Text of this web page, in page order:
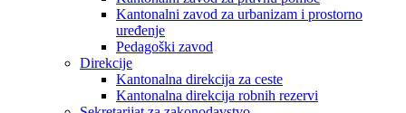
Kantonalni zavod za urbanizam i prostorno
uređenje
Pedagoški zavod
Direkcije
Kantonalna direkcija za ceste
Kantonalna direkcija robnih rezervi